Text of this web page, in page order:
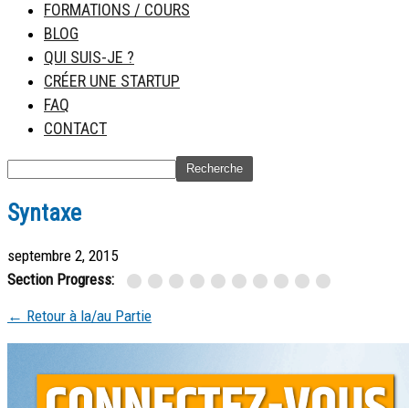
FORMATIONS / COURS
BLOG
QUI SUIS-JE ?
CRÉER UNE STARTUP
FAQ
CONTACT
Syntaxe
septembre 2, 2015
Section Progress:
← Retour à la/au Partie